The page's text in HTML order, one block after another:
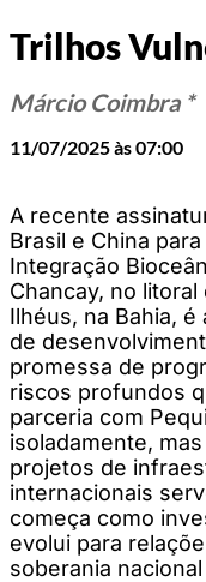
Trilhos
Márcio Coimbra *
11/07/2025 às 07:00
A recente
Brasil e China
Integração
Chancay, no
Ilhéus, na Bahia,
de
promessa de
riscos profundos
parceria com
isoladamente,
projetos de
internacionais
começa como
evolui para
soberania